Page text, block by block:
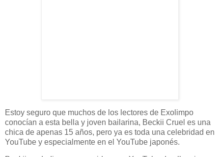
Estoy seguro que muchos de los lectores de Exolimpo
conocían a esta bella y joven bailarina, Beckii Cruel es una
chica de apenas 15 años, pero ya es toda una celebridad en
YouTube y especialmente en el YouTube japonés.